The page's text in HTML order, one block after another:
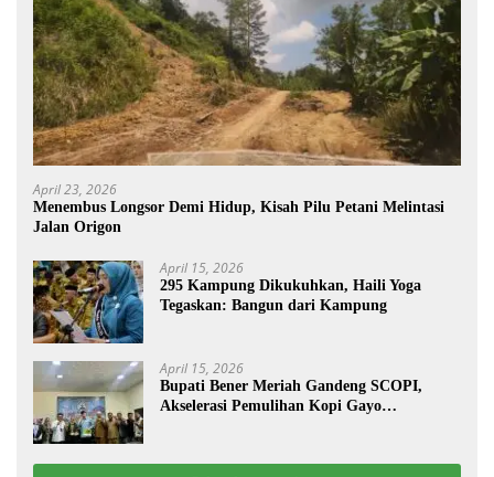
April 23, 2026
Menembus Longsor Demi Hidup, Kisah Pilu Petani Melintasi
Jalan Origon
April 15, 2026
295 Kampung Dikukuhkan, Haili Yoga
Tegaskan: Bangun dari Kampung
April 15, 2026
Bupati Bener Meriah Gandeng SCOPI,
Akselerasi Pemulihan Kopi Gayo